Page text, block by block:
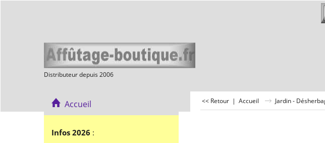
Distributeur depuis 2006
Accueil
Infos 2026 :
<< Retour | Accueil Jardin -